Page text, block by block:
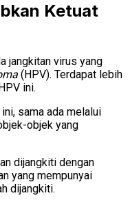
Ketuat
jangkitan virus yang
(HPV). Terdapat lebih
ini.
sama ada melalui
objek yang
dijangkiti dengan
yang mempunyai
dijangkiti.